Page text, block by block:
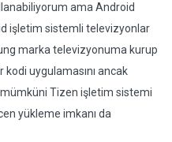
ama Android
işletim sistemli televizyonlar
marka televizyonuma kurup
uygulamasını ancak
Tizen işletim sistemi
yükleme imkanı da